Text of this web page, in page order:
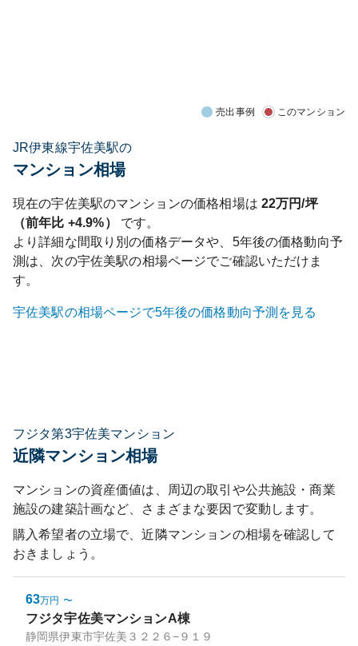
売出事例 このマンション
JR伊東線宇佐美駅の
マンション相場
現在の宇佐美駅のマンションの価格相場は 22万円/坪
（前年比 +4.9%）
です。
より詳細な間取り別の価格データや、5年後の価格動向予
測は、次の宇佐美駅の相場ページでご確認いただけま
す。
宇佐美駅の相場ページで5年後の価格動向予測を見る
フジタ第3宇佐美マンション
近隣マンション相場
マンションの資産価値は、周辺の取引や公共施設・商業
施設の建築計画など、さまざまな要因で変動します。
購入希望者の立場で、近隣マンションの相場を確認して
おきましょう。
63万円 〜
フジタ宇佐美マンションA棟
静岡県伊東市宇佐美３２２６−９１９